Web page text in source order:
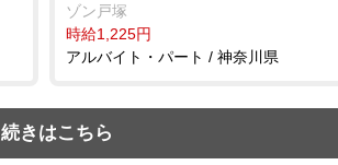
ゾン戸塚
時給1,225円
アルバイト・パート / 神奈川県
続きはこちら